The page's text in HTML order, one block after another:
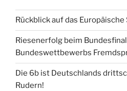
Rückblick auf das
Riesenerfolg beim
Bundeswettbewerbs
Die 6b ist Deutschlands
Rudern!